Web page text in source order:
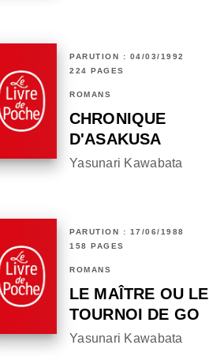
PARUTION : 04/03/1992
224 PAGES
ROMANS
CHRONIQUE
D'ASAKUSA
Yasunari Kawabata
PARUTION : 17/06/1988
158 PAGES
ROMANS
LE MAÎTRE OU LE
TOURNOI DE GO
Yasunari Kawabata